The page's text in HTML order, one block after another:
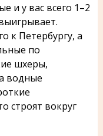
и у вас всего 1–2
к Петербургу, а
по
шхеры,
водные
строят вокруг